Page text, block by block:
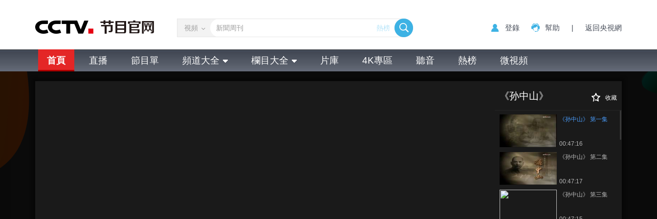
視頻 熱榜 登錄 幫助 | 返回央視網
首頁 直播 節目單 頻道大全 欄目大全 片庫 4K專區 聽音 熱榜 微視頻
《孙中山》 收藏
《孙中山》 第一集
00:47:16
《孙中山》 第二集
00:47:17
《孙中山》 第三集